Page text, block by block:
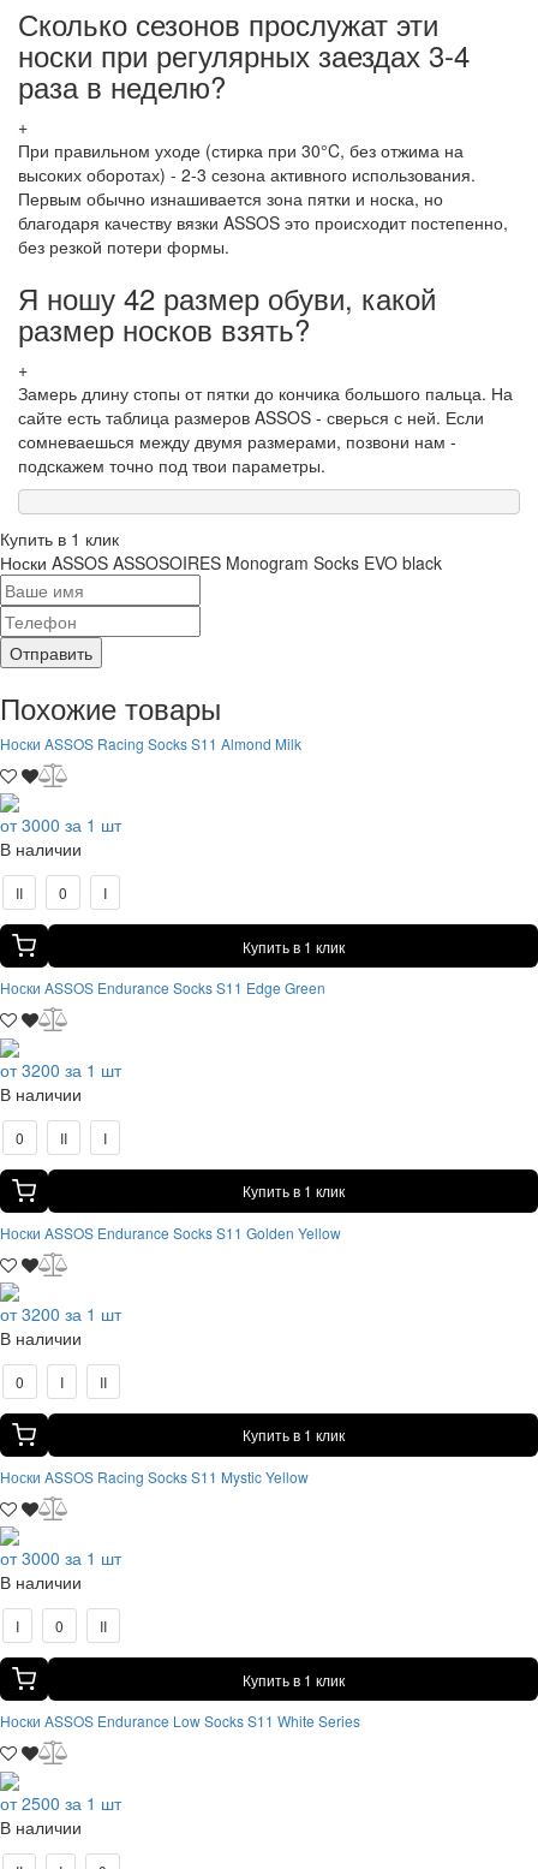
Сколько сезонов прослужат эти
носки при регулярных заездах 3-4
раза в неделю?
+
При правильном уходе (стирка при 30°C, без отжима на
высоких оборотах) - 2-3 сезона активного использования.
Первым обычно изнашивается зона пятки и носка, но
благодаря качеству вязки ASSOS это происходит постепенно,
без резкой потери формы.
Я ношу 42 размер обуви, какой
размер носков взять?
+
Замерь длину стопы от пятки до кончика большого пальца. На
сайте есть таблица размеров ASSOS - сверься с ней. Если
сомневаешься между двумя размерами, позвони нам -
подскажем точно под твои параметры.
Купить в 1 клик
Носки ASSOS ASSOSOIRES Monogram Socks EVO black
Отправить
Похожие товары
Носки ASSOS Racing Socks S11 Almond Milk
от 3000 за 1 шт
В наличии
II 0 I
Купить в 1 клик
Носки ASSOS Endurance Socks S11 Edge Green
от 3200 за 1 шт
В наличии
0 II I
Купить в 1 клик
Носки ASSOS Endurance Socks S11 Golden Yellow
от 3200 за 1 шт
В наличии
0 I II
Купить в 1 клик
Носки ASSOS Racing Socks S11 Mystic Yellow
от 3000 за 1 шт
В наличии
I 0 II
Купить в 1 клик
Носки ASSOS Endurance Low Socks S11 White Series
от 2500 за 1 шт
В наличии